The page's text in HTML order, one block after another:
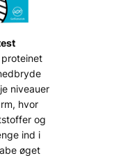
niveauer
hvor
og
ind i
øget